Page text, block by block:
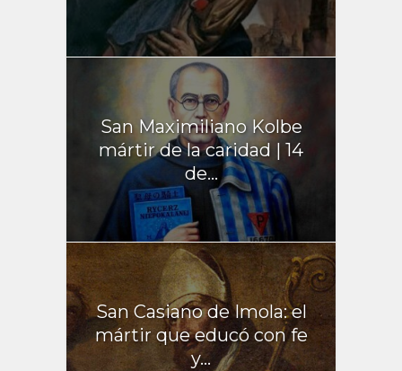
San Maximiliano Kolbe
mártir de la caridad | 14
de...
San Casiano de Imola: el
mártir que educó con fe
y...